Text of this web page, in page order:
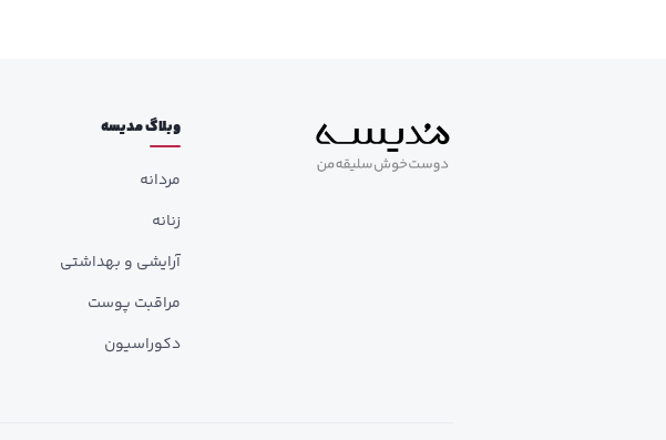
وبلاگ مدیسه
مردانه
زنانه
آرایشی و بهداشتی
مراقبت پوست
دکوراسیون